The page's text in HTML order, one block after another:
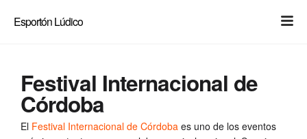
Esportón Lúdico Dark
Festival Internacional de
Córdoba
El Festival Internacional de Córdoba es uno de los eventos